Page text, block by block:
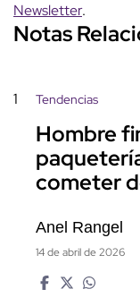
Newsletter.
Notas
1 Tendencias
Hombre
cometer
Anel Rangel
14 de abril de 2026